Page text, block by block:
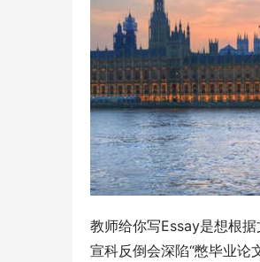
教师给你写Essay是想根
宣科反倒会深陷“憋毕业论